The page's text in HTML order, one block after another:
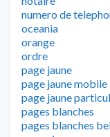
numero de
oceania
orange
ordre
page jaune
page jaune mobile
page jaune
pages blanches
pages blanches